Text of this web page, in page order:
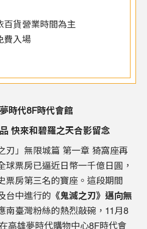
百貨營業時間為主
費入場
時代8F時代會館
快來和碧羅之天合影留念
刃」無限城篇 第一章 猗窩座再
球票房已逼近日幣一千億日圓，
票房第三名的寶座。這段期間
台中進行的 《鬼滅之刃》邁向無
南臺灣粉絲的熱烈敲碗，11月8
高雄夢時代購物中心8F時代會